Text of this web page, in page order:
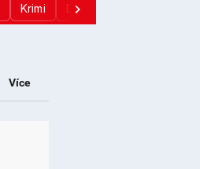
Krimi Donald Trump
Více